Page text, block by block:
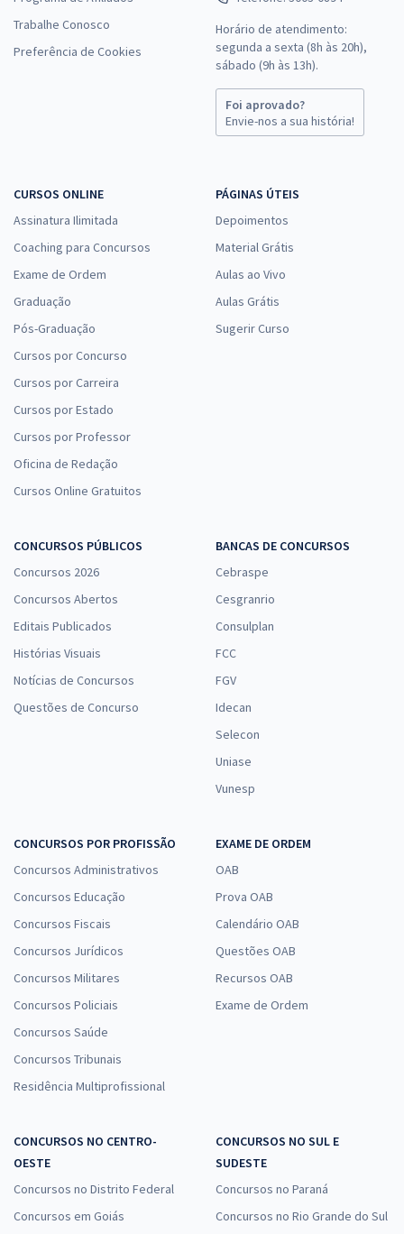
Trabalhe Conosco
Preferência de Cookies
Horário de atendimento:
segunda a sexta (8h às 20h),
sábado (9h às 13h).
Foi aprovado?
Envie-nos a sua história!
CURSOS ONLINE
Assinatura Ilimitada
Coaching para Concursos
Exame de Ordem
Graduação
Pós-Graduação
Cursos por Concurso
Cursos por Carreira
Cursos por Estado
Cursos por Professor
Oficina de Redação
Cursos Online Gratuitos
PÁGINAS ÚTEIS
Depoimentos
Material Grátis
Aulas ao Vivo
Aulas Grátis
Sugerir Curso
CONCURSOS PÚBLICOS
Concursos 2026
Concursos Abertos
Editais Publicados
Histórias Visuais
Notícias de Concursos
Questões de Concurso
BANCAS DE CONCURSOS
Cebraspe
Cesgranrio
Consulplan
FCC
FGV
Idecan
Selecon
Uniase
Vunesp
CONCURSOS POR PROFISSÃO
Concursos Administrativos
Concursos Educação
Concursos Fiscais
Concursos Jurídicos
Concursos Militares
Concursos Policiais
Concursos Saúde
Concursos Tribunais
Residência Multiprofissional
EXAME DE ORDEM
OAB
Prova OAB
Calendário OAB
Questões OAB
Recursos OAB
Exame de Ordem
CONCURSOS NO CENTRO-
OESTE
Concursos no Distrito Federal
Concursos em Goiás
CONCURSOS NO SUL E
SUDESTE
Concursos no Paraná
Concursos no Rio Grande do Sul